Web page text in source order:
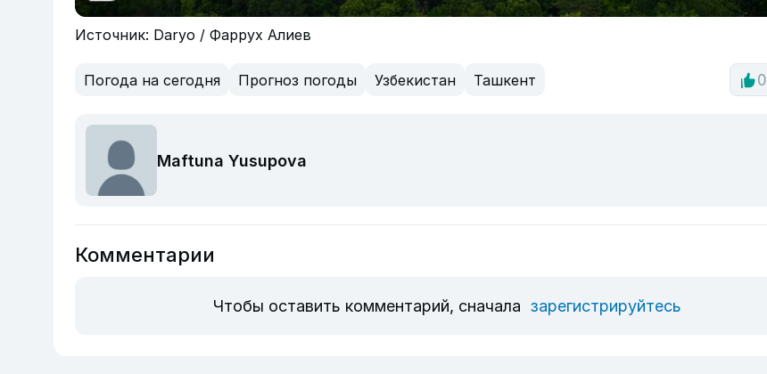
Источник: Daryo / Фаррух Алиев
Погода на сегодня Прогноз погоды Узбекистан Ташкент 0
Maftuna Yusupova
Комментарии
Чтобы оставить комментарий, сначала зарегистрируйтесь